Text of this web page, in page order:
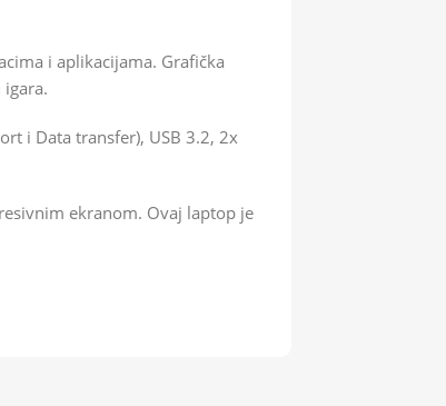
i aplikacijama. Grafička
i Data transfer), USB 3.2, 2x
ekranom. Ovaj laptop je